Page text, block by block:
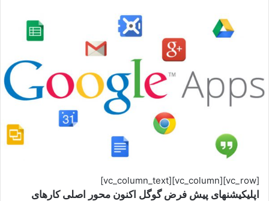
[vc_row][vc_column][vc_column_text]
اپلیکیشنهای پیش فرض گوگل اکنون محور اصلی کارهای